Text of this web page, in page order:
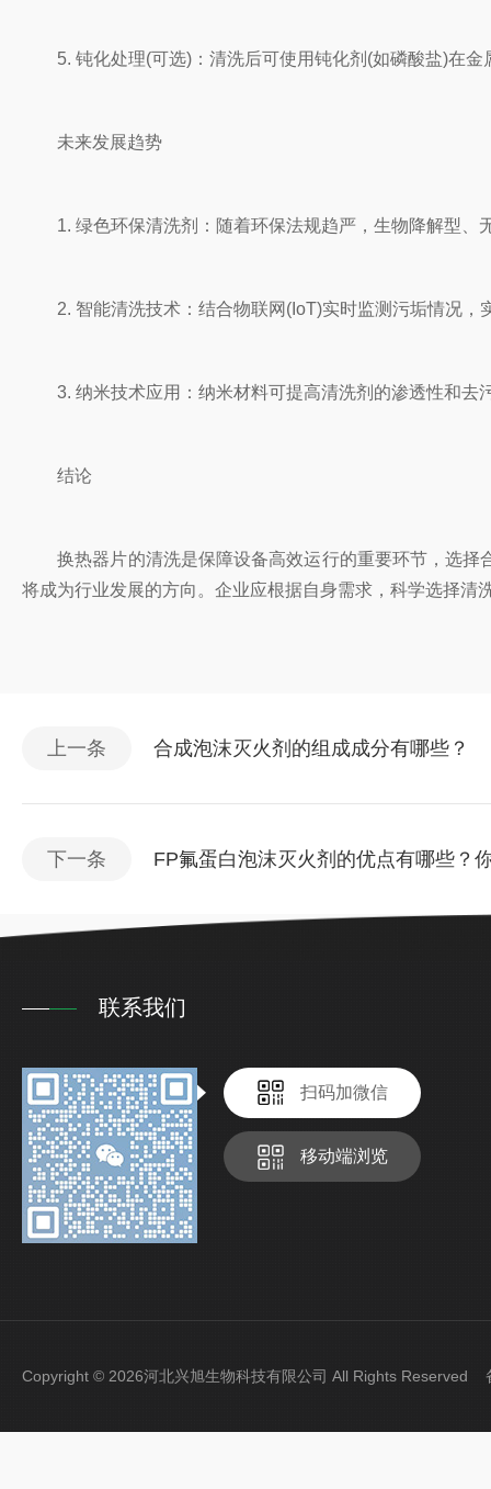
5. 钝化处理(可选)：清洗后可使用钝化剂(如磷酸盐)在金
未来发展趋势
1. 绿色环保清洗剂：随着环保法规趋严，生物降解型、
2. 智能清洗技术：结合物联网(IoT)实时监测污垢情况，
3. 纳米技术应用：纳米材料可提高清洗剂的渗透性和去
结论
换热器片的清洗是保障设备高效运行的重要环节，选择
将成为行业发展的方向。企业应根据自身需求，科学选择
上一条 合成泡沫灭火剂的组成成分有哪些？
下一条 FP氟蛋白泡沫灭火剂的优点有哪些？
联系我们
扫码加微信
移动端浏览
Copyright © 2026河北兴旭生物科技有限公司 All Rights Reserved